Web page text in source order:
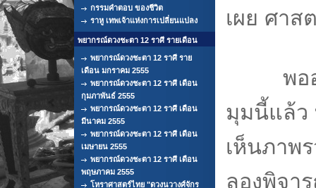
กรรมคำตอบ ของชีวิต
ราหู เทพเจ้าแห่งการเปลี่ยนแปลง
พยากรณ์ดวงชะตา 12 ราศี รายเดือน
พยากรณ์ดวงชะตา 12 ราศี ราย
เดือน มกราคม 2555
พยากรณ์ดวงชะตา 12 ราศี เดือน
กุมภาพันธ์ 2555
พยากรณ์ดวงชะตา 12 ราศี เดือน
มีนาคม 2555
พยากรณ์ดวงชะตา 12 ราศี เดือน
เมษายน 2555
พยากรณ์ดวงชะตา 12 ราศี เดือน
พฤษภาคม 2555
โหราศาสตร์ไทย "ดวงนวางศ์จักร
เผย ศาส
พออ่า
มุมนี้แล้ว
เห็นภาพ
ลองพิจา